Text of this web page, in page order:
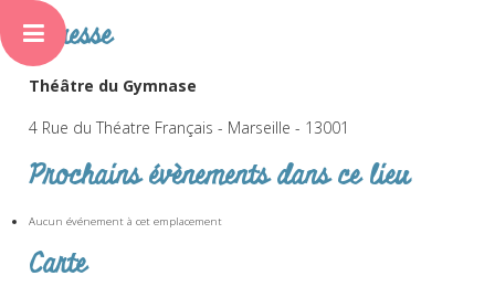
Adresse
Théâtre du Gymnase
4 Rue du Théatre Français - Marseille - 13001
Prochains évènements dans ce lieu
Aucun événement à cet emplacement
Carte